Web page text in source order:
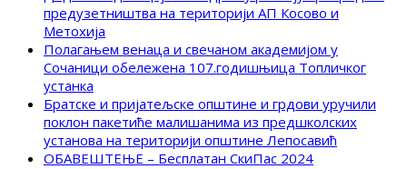
предузетништва на територији АП Косово и
Метохија
Полагањем венаца и свечаном академијом у
Сочаници обележена 107.годишњица Топличког
устанка
Братске и пријатељске општине и грдови уручили
поклон пакетиће малишанима из предшколских
установа на територији општине Лепосавић
ОБАВЕШТЕЊЕ – Бесплатан СкиПас 2024